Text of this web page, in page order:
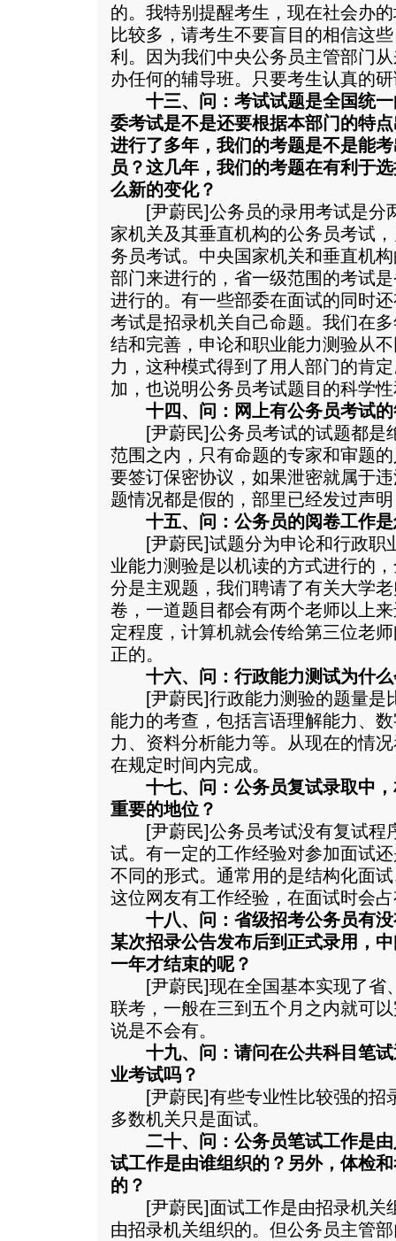
的。我特别提醒考生，现在社会办
比较多，请考生不要盲目的相信这
利。因为我们中央公务员主管部门
办任何的辅导班。只要考生认真的
十三、问：考试试题是全国统
委考试是不是还要根据本部门的特
进行了多年，我们的考题是不是能
员？这几年，我们的考题在有利于
么新的变化？
[尹蔚民]公务员的录用考试是分
家机关及其垂直机构的公务员考试
务员考试。中央国家机关和垂直机
部门来进行的，省一级范围的考试
进行的。有一些部委在面试的同时
考试是招录机关自己命题。我们在
结和完善，申论和职业能力测验从
力，这种模式得到了用人部门的肯
加，也说明公务员考试题目的科学
十四、问：网上有公务员考试
[尹蔚民]公务员考试的试题都是
范围之内，只有命题的专家和审题
要签订保密协议，如果泄密就属于
题情况都是假的，部里已经发过声
十五、问：公务员的阅卷工作
[尹蔚民]试题分为申论和行政职
业能力测验是以机读的方式进行的
分是主观题，我们聘请了有关大学
卷，一道题目都会有两个老师以上
定程度，计算机就会传给第三位老
正的。
十六、问：行政能力测试为什
[尹蔚民]行政能力测验的题量是
能力的考查，包括言语理解能力、
力、资料分析能力等。从现在的情
在规定时间内完成。
十七、问：公务员复试录取中
重要的地位？
[尹蔚民]公务员考试没有复试程
试。有一定的工作经验对参加面试
不同的形式。通常用的是结构化面
这位网友有工作经验，在面试时会
十八、问：省级招考公务员有
某次招录公告发布后到正式录用，
一年才结束的呢？
[尹蔚民]现在全国基本实现了省
联考，一般在三到五个月之内就可
说是不会有。
十九、问：请问在公共科目笔
业考试吗？
[尹蔚民]有些专业性比较强的招
多数机关只是面试。
二十、问：公务员笔试工作是
试工作是由谁组织的？另外，体检
的？
[尹蔚民]面试工作是由招录机关
由招录机关组织的。但公务员主管